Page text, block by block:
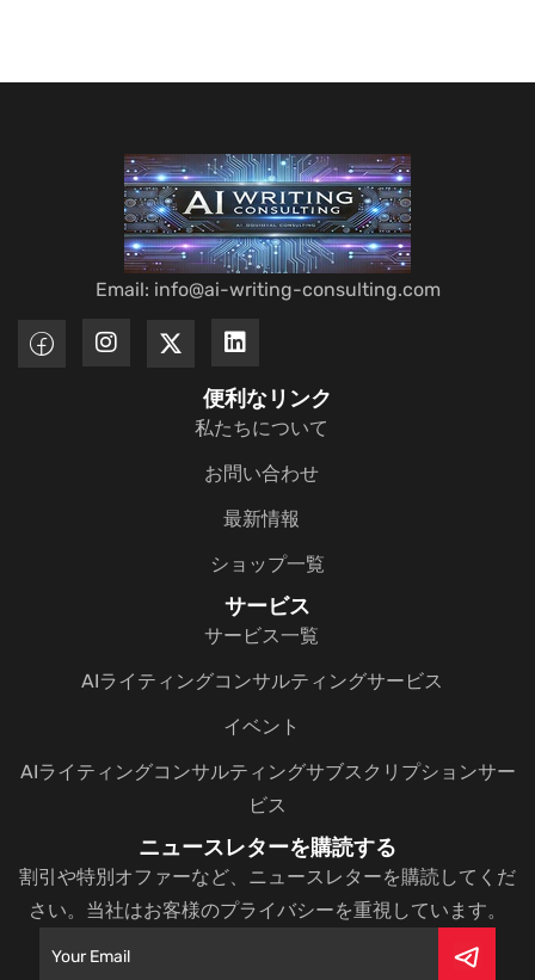
Email: info@ai-writing-consulting.com
便利なリンク
私たちについて
お問い合わせ
最新情報
ショップ一覧
サービス
サービス一覧
AIライティングコンサルティングサービス
イベント
AIライティングコンサルティングサブスクリプションサー
ビス
ニュースレターを購読する
割引や特別オファーなど、ニュースレターを購読してくだ
さい。当社はお客様のプライバシーを重視しています。